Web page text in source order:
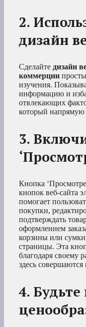
2.
дизайн
Сделайте дизайн
коммерции
изучения.
информацию и
отвлекающих
который напрямую
3.
Кнопка
кнопок веб-сайта
помогает
покупки,
подтверждать
оформлением
корзины или
страницы. Эта
благодаря своему
здесь
4.